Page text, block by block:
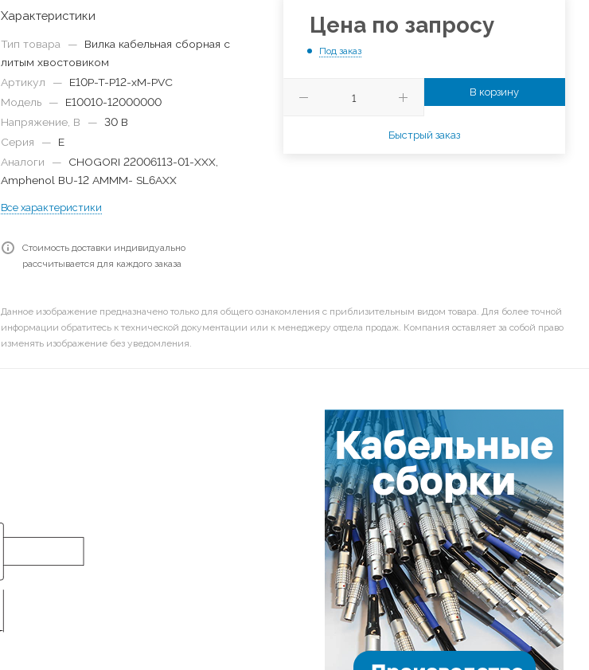
Характеристики
Тип товара —
Вилка кабельная сборная с
литым хвостовиком
Артикул
—
E10P-T-P12-xM-PVC
Модель
—
E10010-12000000
Напряжение, В
— 30 В
Серия
—
E
Аналоги
—
CHOGORI 22006113-01-XXX,
Amphenol BU-12 AMMM- SL6AXX
Все характеристики
Стоимость доставки индивидуально
рассчитывается для каждого заказа
Цена по запросу
Под заказ
В корзину
Быстрый заказ
Данное изображение предназначено только для общего ознакомления с приблизительным видом товара. Для более точной
информации обратитесь к технической документации или к менеджеру отдела продаж. Компания оставляет за собой право
изменять изображение без уведомления.